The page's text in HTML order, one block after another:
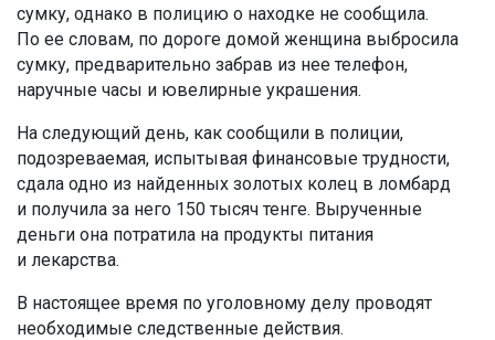
сумку, однако в полицию о находке не сообщила.
По ее словам, по дороге домой женщина выбросила
сумку, предварительно забрав из нее телефон,
наручные часы и ювелирные украшения.
На следующий день, как сообщили в полиции,
подозреваемая, испытывая финансовые трудности,
сдала одно из найденных золотых колец в ломбард
и получила за него 150 тысяч тенге. Вырученные
деньги она потратила на продукты питания
и лекарства.
В настоящее время по уголовному делу проводят
необходимые следственные действия.